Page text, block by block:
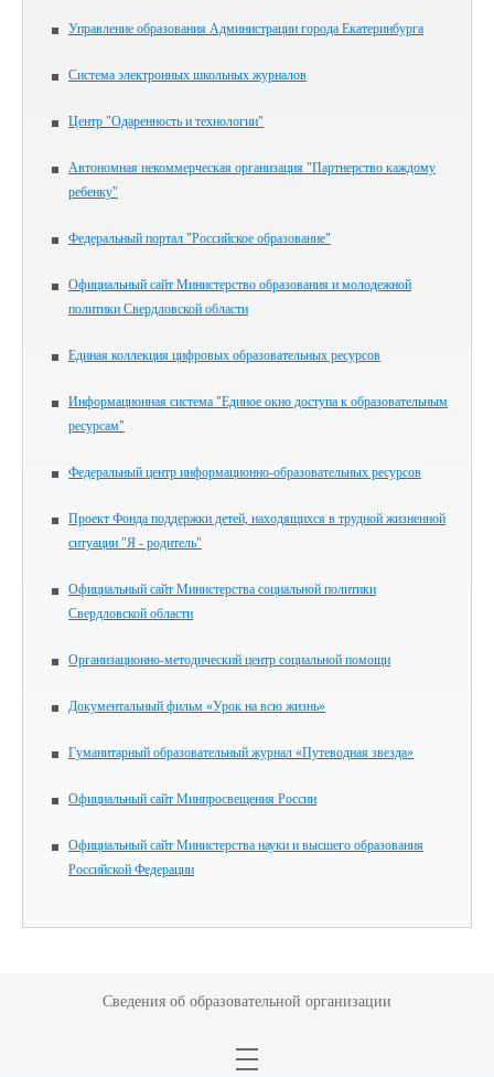
Управление образования Администрации города Екатеринбурга
Система электронных школьных журналов
Центр "Одаренность и технологии"
Автономная некоммерческая организация "Партнерство каждому
ребенку"
Федеральный портал "Российское образование"
Официальный сайт Министерство образования и молодежной
политики Свердловской области
Единая коллекция цифровых образовательных ресурсов
Информационная система "Единое окно доступа к образовательным
ресурсам"
Федеральный центр информационно-образовательных ресурсов
Проект Фонда поддержки детей, находящихся в трудной жизненной
ситуации "Я - родитель"
Официальный сайт Министерства социальной политики
Свердловской области
Организационно-методический центр социальной помощи
Документальный фильм «Урок на всю жизнь»
Гуманитарный образовательный журнал «Путеводная звезда»
Официальный сайт Минпросвещения России
Официальный сайт Министерства науки и высшего образования
Российской Федерации
Сведения об образовательной организации